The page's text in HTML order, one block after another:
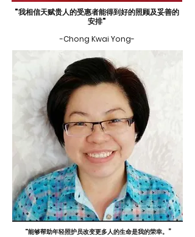
"我相信天赋贵人的受惠者能得到好的照顾及妥善的
安排"
-Chong Kwai Yong-
"能够帮助年轻照护员改变更多人的生命是我的荣幸。”